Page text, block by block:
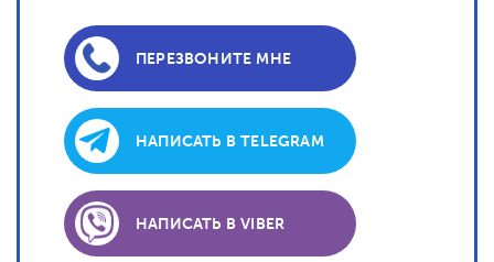
ПЕРЕЗВОНИТЕ МНЕ
НАПИСАТЬ В TELEGRAM
НАПИСАТЬ В VIBER